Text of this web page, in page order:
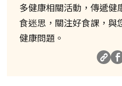
多健康相關活動，傳遞健
食迷思，關注好食課，與
健康問題。